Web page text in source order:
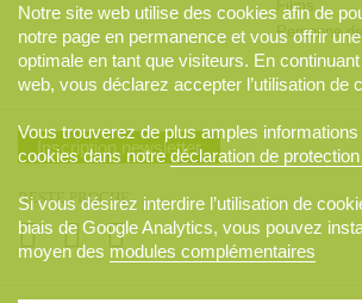
Films
Personne
Inscription newsletter
RESTE PROCHE
Notre site web utilise des cookies afin de
notre page en permanence et vous offrir
optimale en tant que visiteurs. En
web, vous déclarez accepter l’utilisation de
Vous trouverez de plus amples
cookies dans notredéclaration de
Si vous désirez interdire l’utilisation de
biais de Google Analytics, vous pouvez
moyen des modules complémentaires